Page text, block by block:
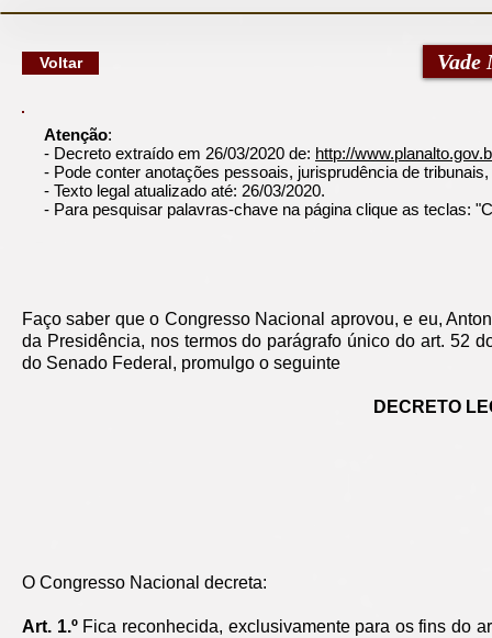
Voltar Vade
Atenção:
- Decreto extraído em 26/03/2020 de: http://
- Pode conter anotações pessoais, jurisprudência de
- Texto legal atualizado até: 26/03/2020.
- Para pesquisar palavras-chave na página clique as teclas:
Faço saber que o Congresso Nacional aprovou, e eu,
da Presidência, nos termos do parágrafo único do art. 52
do Senado Federal, promulgo o seguinte
DECRETO
O Congresso Nacional decreta:
Art. 1.ºFica reconhecida, exclusivamente para os fins do